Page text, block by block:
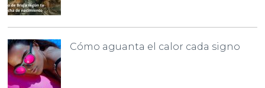
Cómo aguanta el calor cada signo